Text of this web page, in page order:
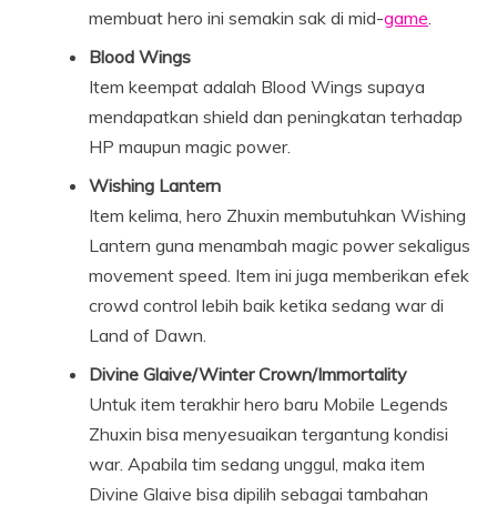
membuat hero ini semakin sak di mid-game
Blood Wings
Item keempat adalah Blood Wings supaya
mendapatkan shield dan peningkatan terhadap
HP maupun magic power.
Wishing Lantern
Item kelima, hero Zhuxin membutuhkan Wishing
Lantern guna menambah magic power sekaligus
movement speed. Item ini juga memberikan efek
crowd control lebih baik ketika sedang war di
Land of Dawn.
Divine Glaive/Winter Crown/Immortality
Untuk item terakhir hero baru Mobile Legends
Zhuxin bisa menyesuaikan tergantung kondisi
war. Apabila tim sedang unggul, maka item
Divine Glaive bisa dipilih sebagai tambahan